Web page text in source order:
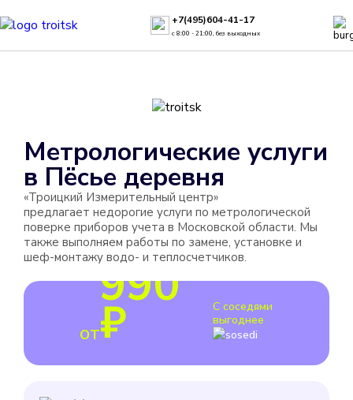
+7(495)604-41-17
с 8:00 - 21:00, без выходных
Метрологические услуги
в Пёсье деревня
«Троицкий Измерительный центр»
предлагает недорогие услуги по метрологической
поверке приборов учета в Московской области. Мы
также выполняем работы по замене, установке и
шеф-монтажу водо- и теплосчетчиков.
С соседями
выгоднее
от
990
₽